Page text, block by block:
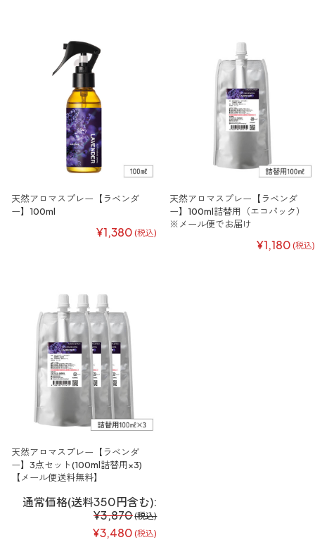
天然アロマスプレー【ラベンダ
ー】100ml
¥1,380 (税込)
天然アロマスプレー【ラベンダ
ー】100ml詰替用（エコパック）
※メール便でお届け
¥1,180 (税込)
天然アロマスプレー【ラベンダ
ー】3点セット(100ml詰替用×3)
【メール便送料無料】
通常価格(送料350円含む):
¥3,870(税込)
¥3,480 (税込)